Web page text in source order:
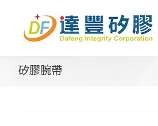
content
矽膠腕帶